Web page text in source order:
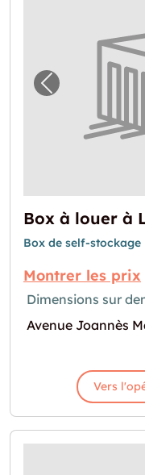
Image
Box à louer à
Box de self-stockage
Montrer les prix
Dimensions sur
Avenue Joannès
Vers